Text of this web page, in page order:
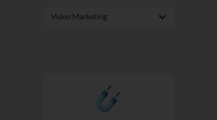
Vídeo Marketing